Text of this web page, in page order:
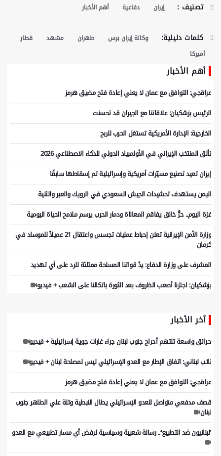
تصنيف :
إيران دفاعية أهم الأخبار
كلمات دليلية: وكالة إيران برس طهران مشهد
قطار
أميركا
أهم الأخبار
عراقجي: التوافق مع عمان لا يعني إعادة فتح مضيق هرمز
الرئيس بزشكيان: علاقاتنا مع الجيران قد تحسنت
الخارجية: الإدارة الأمريكية تستغل الحرب للربح
تألق المنتخب الإيراني في الأولمبياد الدولي للذكاء الاصطناعي 2026
إيران تعيد تصنيع مسيّرات أمريكية وإسرائيلية تم إسقاطها سابقًا
اليمن يستهدف تحشيدات الجيش السعودي في الرويك والعبر والثنية
غزة اليوم.. حرٌّ خانق يفاقم المعاناة ودمار الحرب يرسم ملامح الحياة اليومية
وزارة الأمن الإيرانية تعلن إحباط عمليات تجسس واعتقال 21 عميلاً للموساد في
كرمان
المشرف على وزارة الدفاع: يدُ قواتنا المسلحة ممتلئة للرد على أي تهديد
بزشكيان: اجتزنا أصعب الظروف بعد الثورة باتكالنا على الشعب + فيديو
آخر الأخبار
حرائق واسعة تلتهم أحراج جنوب لبنان جراء غارات جوية إسرائيلية + فيديو
نائب لبناني: اتفاق الإطار مع العدو الإسرائيلي ليس لمصلحة لبنان + فيديو
عراقجي: التوافق مع عمان لا يعني إعادة فتح مضيق هرمز
قصف مدفعي متواصل للعدو الإسرائيلي يطال النبطية وتلة علي الطاهر جنوب
لبنان
’’لبنانيون ضد التطبيع‘‘.. رسالة شعبية وسياسية لرفض أي مسار تطبيعي مع العدو